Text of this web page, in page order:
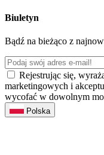
Biuletyn
Bądź na bieżąco z
Rejestrując się,
marketingowych i
wycofać w dowolnym
Polska